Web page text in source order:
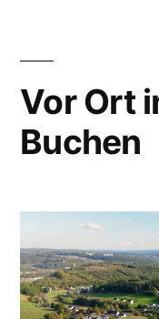
Vor Ort
Buchen